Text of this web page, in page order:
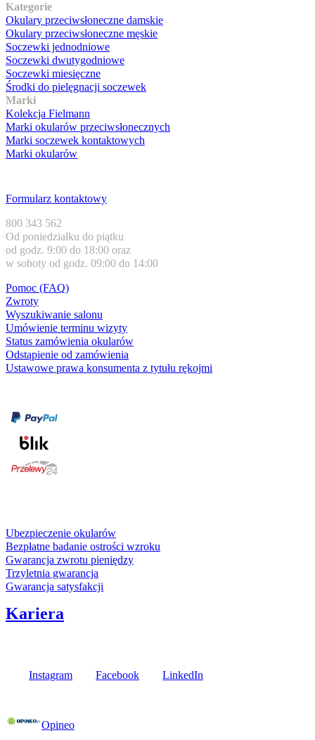
Kategorie
Okulary przeciwsłoneczne damskie
Okulary przeciwsłoneczne męskie
Soczewki jednodniowe
Soczewki dwutygodniowe
Soczewki miesięczne
Środki do pielęgnacji soczewek
Marki
Kolekcja Fielmann
Marki okularów przeciwsłonecznych
Marki soczewek kontaktowych
Marki okularów
Formularz kontaktowy
800 343 562
Od poniedziałku do piątku
od godz. 9:00 do 18:00 oraz
w soboty od godz. 09:00 do 14:00
Pomoc (FAQ)
Zwroty
Wyszukiwanie salonu
Umówienie terminu wizyty
Status zamówienia okularów
Odstąpienie od zamówienia
Ustawowe prawa konsumenta z tytułu rękojmi
Ubezpieczenie okularów
Bezpłatne badanie ostrości wzroku
Gwarancja zwrotu pieniędzy
Trzyletnia gwarancja
Gwarancja satysfakcji
Kariera
Instagram Facebook LinkedIn
Opineo